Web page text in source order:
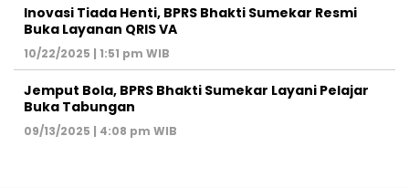
Inovasi Tiada Henti, BPRS Bhakti Sumekar Resmi
Buka Layanan QRIS VA
10/22/2025 | 1:51 pm WIB
Jemput Bola, BPRS Bhakti Sumekar Layani Pelajar
Buka Tabungan
09/13/2025 | 4:08 pm WIB